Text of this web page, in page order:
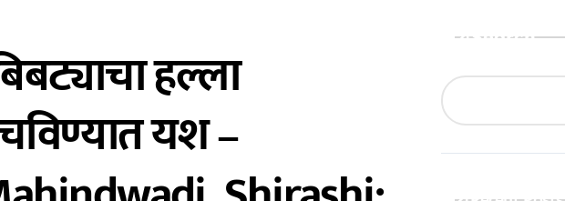
हल्ला
यश –
Search